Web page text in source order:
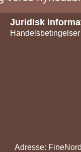
Juridisk
Handelsbetingelser
Adresse: